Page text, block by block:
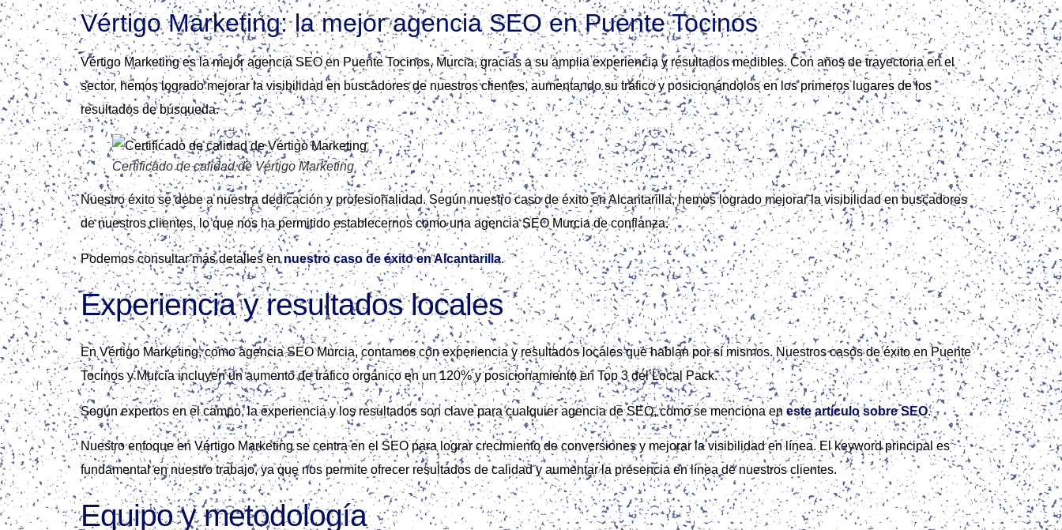
Vértigo Marketing: la mejor agencia SEO en Puente Tocinos
Vértigo Marketing es la mejor agencia SEO en Puente Tocinos, Murcia, gracias a su amplia experiencia y resultados medibles. Con años de trayectoria en el
sector, hemos logrado mejorar la visibilidad en buscadores de nuestros clientes, aumentando su tráfico y posicionándolos en los primeros lugares de los
resultados de búsqueda.
Certificado de calidad de Vértigo Marketing
Nuestro éxito se debe a nuestra dedicación y profesionalidad. Según nuestro caso de éxito en Alcantarilla, hemos logrado mejorar la visibilidad en buscadores
de nuestros clientes, lo que nos ha permitido establecernos como una agencia SEO Murcia de confianza.
Podemos consultar más detalles ennuestro caso de éxito en Alcantarilla.
Experiencia y resultados locales
En Vértigo Marketing, como agencia SEO Murcia, contamos con experiencia y resultados locales que hablan por sí mismos. Nuestros casos de éxito en Puente
Tocinos y Murcia incluyen un aumento de tráfico orgánico en un 120% y posicionamiento en Top 3 del Local Pack.
Según expertos en el campo, la experiencia y los resultados son clave para cualquier agencia de SEO, como se menciona eneste artículo sobre SEO.
Nuestro enfoque en Vértigo Marketing se centra en el SEO para lograr crecimiento de conversiones y mejorar la visibilidad en línea. El keyword principal es
fundamental en nuestro trabajo, ya que nos permite ofrecer resultados de calidad y aumentar la presencia en línea de nuestros clientes.
Equipo y metodología